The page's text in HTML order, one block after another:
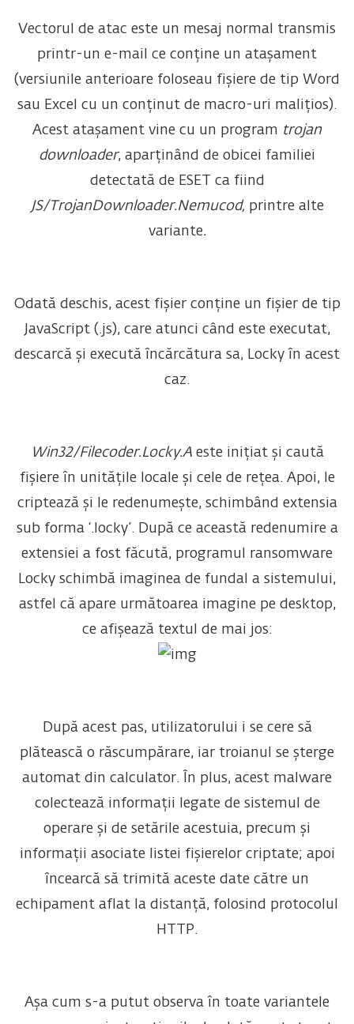
Vectorul de atac este un mesaj normal transmis
printr-un e-mail ce conține un atașament
(versiunile anterioare foloseau fișiere de tip Word
sau Excel cu un conținut de macro-uri malițios).
Acest atașament vine cu un program trojan
downloader, aparținând de obicei familiei
detectată de ESET ca fiind
JS/TrojanDownloader.Nemucod, printre alte
variante.
Odată deschis, acest fișier conține un fișier de tip
JavaScript (.js), care atunci când este executat,
descarcă și execută încărcătura sa, Locky în acest
caz.
Win32/Filecoder.Locky.Aeste inițiat și caută
fișiere în unitățile locale și cele de rețea. Apoi, le
criptează și le redenumește, schimbând extensia
sub forma ‘.locky’. După ce această redenumire a
extensiei a fost făcută, programul ransomware
Locky schimbă imaginea de fundal a sistemului,
astfel că apare următoarea imagine pe desktop,
ce afișează textul de mai jos:
După acest pas, utilizatorului i se cere să
plătească o răscumpărare, iar troianul se șterge
automat din calculator. În plus, acest malware
colectează informații legate de sistemul de
operare și de setările acestuia, precum și
informații asociate listei fișierelor criptate; apoi
încearcă să trimită aceste date către un
echipament aflat la distanță, folosind protocolul
HTTP.
Așa cum s-a putut observa în toate variantele